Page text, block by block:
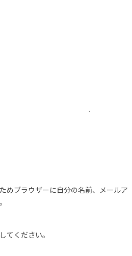
めブラウザーに自分の名前、メールア
てください。